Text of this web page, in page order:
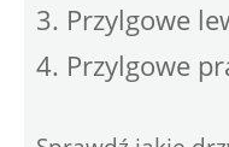
3. Przylgowe
4. Przylgowe